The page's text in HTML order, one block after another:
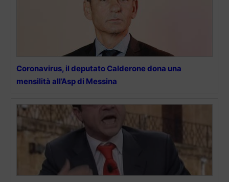
Coronavirus, il deputato Calderone dona una
mensilità all’Asp di Messina